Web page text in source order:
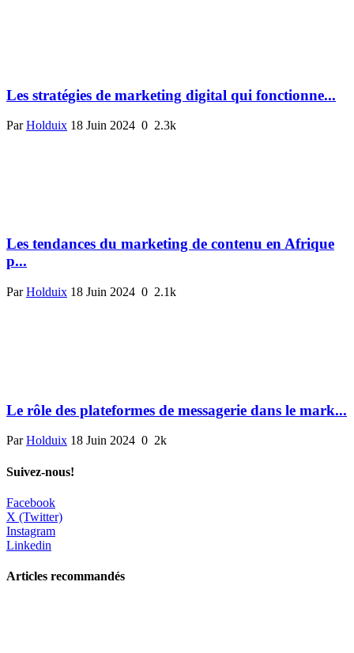
Les stratégies de marketing digital qui fonctionne...
ParHolduix 18 Juin 2024 0 2.3k
Les tendances du marketing de contenu en Afrique
p...
ParHolduix 18 Juin 2024 0 2.1k
Le rôle des plateformes de messagerie dans le mark...
ParHolduix 18 Juin 2024 0 2k
Suivez-nous!
Facebook
X (Twitter)
Instagram
Linkedin
Articles recommandés